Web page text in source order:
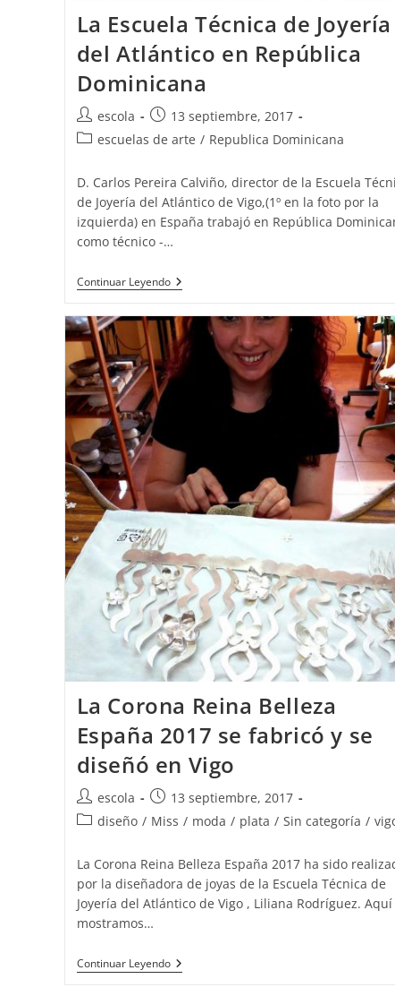
La Escuela Técnica de Joyería
del Atlántico en República
Dominicana
Autor
de
escola
Publicación
de
13 septiembre, 2017
Categoría
la
entrada:
escuelas de arte / Republica Dominicana
D. Carlos Pereira Calviño, director de la Escuela
de Joyería del Atlántico de Vigo,(1º en la foto por la
izquierda) en España trabajó en República
como técnico -…
Continuar LeyendoLa
Escuela
De
Joyería
Del
Atlántico
En
Dominicana
La Corona Reina Belleza
España 2017 se fabricó y se
diseñó en Vigo
Autor
de
escola
Publicación
de
13 septiembre, 2017
Categoría
la
entrada:
diseño / Miss / moda / plata / Sin categoría /
La Corona Reina Belleza España 2017 ha sido
por la diseñadora de joyas de la Escuela Técnica de
Joyería del Atlántico de Vigo , Liliana Rodríguez. Aquí
mostramos…
Continuar LeyendoLa
Corona